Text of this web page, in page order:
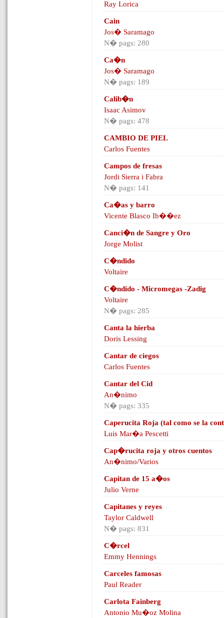
Ray Lorica
Cain
Jos� Saramago
N� pags: 280
Ca�n
Jos� Saramago
N� pags: 189
Calib�n
Isaac Asimov
N� pags: 478
CAMBIO DE PIEL
Carlos Fuentes
Campos de fresas
Jordi Sierra i Fabra
N� pags: 141
Ca�as y barro
Vicente Blasco Ib��ez
Canci�n de Sangre y Oro
Jorge Molist
C�ndido
Voltaire
C�ndido - Micromegas -Zadig
Voltaire
N� pags: 285
Canta la hierba
Doris Lessing
Cantar de ciegos
Carlos Fuentes
Cantar del Cid
An�nimo
N� pags: 335
Caperucita Roja (tal como se la
Luis Mar�a Pescetti
Cap�rucita roja y otros cuentos
An�nimo/Varios
Capitan de 15 a�os
Julio Verne
Capitanes y reyes
Taylor Caldwell
N� pags: 831
C�rcel
Emmy Hennings
Carceles famosas
Paul Reader
Carlota Fainberg
Antonio Mu�oz Molina